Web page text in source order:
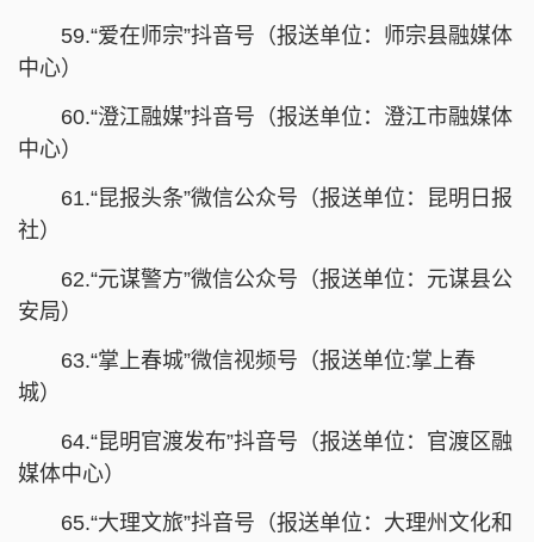
59.“爱在师宗”抖音号（报送单位：师宗县融媒体
中心）
60.“澄江融媒”抖音号（报送单位：澄江市融媒体
中心）
61.“昆报头条”微信公众号（报送单位：昆明日报
社）
62.“元谋警方”微信公众号（报送单位：元谋县公
安局）
63.“掌上春城”微信视频号（报送单位:掌上春
城）
64.“昆明官渡发布”抖音号（报送单位：官渡区融
媒体中心）
65.“大理文旅”抖音号（报送单位：大理州文化和